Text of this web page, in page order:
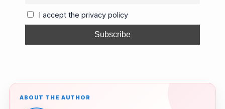
o
o
k
s
m n
k
I accept the privacy policy
ABOUT THE AUTHOR